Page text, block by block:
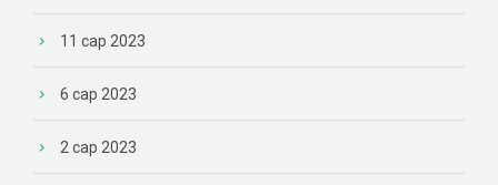
11 сар 2023
6 сар 2023
2 сар 2023